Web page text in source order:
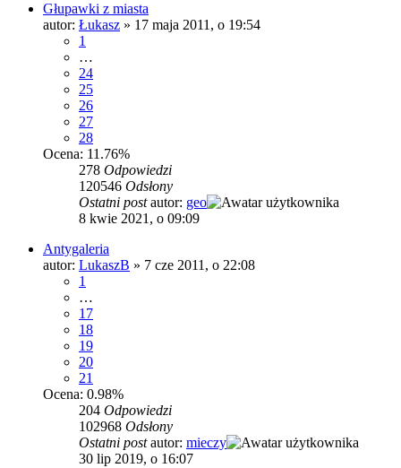
Głupawki z miasta
autor: Łukasz » 17 maja 2011, o 19:54
1
…
24
25
26
27
28
Ocena: 11.76%
278 Odpowiedzi
120546 Odsłony
Ostatni postautor: geo
8 kwie 2021, o 09:09
Antygaleria
autor: LukaszB » 7 cze 2011, o 22:08
1
…
17
18
19
20
21
Ocena: 0.98%
204 Odpowiedzi
102968 Odsłony
Ostatni postautor: mieczy
30 lip 2019, o 16:07